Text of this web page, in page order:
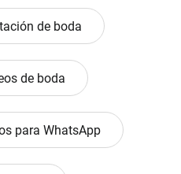
de boda
de boda
para WhatsApp